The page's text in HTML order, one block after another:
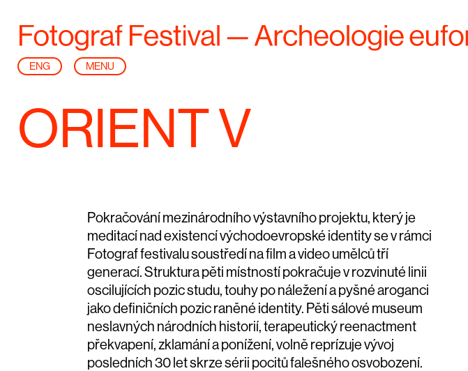
ENG MENU
ORIENT V
Pokračování mezinárodního výstavního projektu, který je
meditací nad existencí východoevropské identity se v rámci
Fotograf festivalu soustředí na film a video umělců tří
generací. Struktura pěti místností pokračuje v rozvinuté linii
oscilujících pozic studu, touhy po náležení a pyšné aroganci
jako definičních pozic raněné identity. Pěti sálové museum
neslavných národních historií, terapeutický reenactment
překvapení, zklamání a ponížení, volně reprízuje vývoj
posledních 30 let skrze sérii pocitů falešného osvobození.